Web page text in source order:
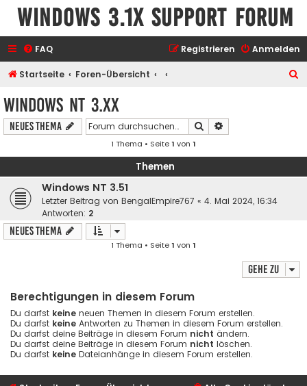
Windows 3.1x Support Forum
FAQ Anmelden
Registrieren
Startseite Foren-Übersicht
Windows NT 3.xx
Neues Thema Suche
1 Thema • Seite1 von 1
Themen
Windows NT 3.51
Letzter Beitrag von BengalEmpire767 « 4. Mai 2024, 16:34
Antworten: 2
Neues Thema
1 Thema • Seite1 von 1
Gehe zu
Berechtigungen in diesem Forum
Du darfst keine neuen Themen in diesem Forum erstellen.
Du darfst keine Antworten zu Themen in diesem Forum erstellen.
Du darfst deine Beiträge in diesem Forum nicht ändern.
Du darfst deine Beiträge in diesem Forum nicht löschen.
Du darfst keine Dateianhänge in diesem Forum erstellen.